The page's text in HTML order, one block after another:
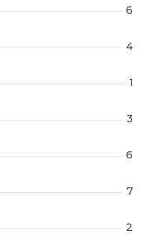
6
4
1
3
6
7
2